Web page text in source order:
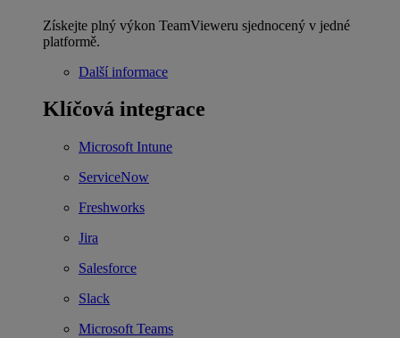
Získejte plný výkon TeamVieweru sjednocený v jedné
platformě.
Další informace
Klíčová integrace
Microsoft Intune
ServiceNow
Freshworks
Jira
Salesforce
Slack
Microsoft Teams